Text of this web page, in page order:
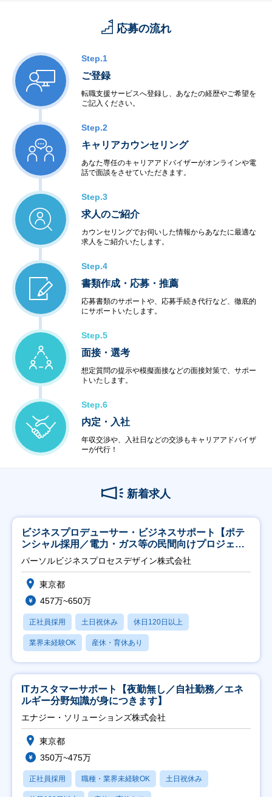
応募の流れ
Step.1
ご登録
転職支援サービスへ登録し、あなたの経歴やご希望を
ご記入ください。
Step.2
キャリアカウンセリング
あなた専任のキャリアアドバイザーがオンラインや電
話で面談をさせていただきます。
Step.3
求人のご紹介
カウンセリングでお伺いした情報からあなたに最適な
求人をご紹介いたします。
Step.4
書類作成・応募・推薦
応募書類のサポートや、応募手続き代行など、徹底的
にサポートいたします。
Step.5
面接・選考
想定質問の提示や模擬面接などの面接対策で、サポー
トいたします。
Step.6
内定・入社
年収交渉や、入社日などの交渉もキャリアアドバイザ
ーが代行！
新着求人
ビジネスプロデューサー・ビジネスサポート【ポテ
ンシャル採用／電力・ガス等の民間向けプロジェク
ト推進】
パーソルビジネスプロセスデザイン株式会社
東京都
457万~650万
正社員採用 土日祝休み 休日120日以上
業界未経験OK 産休・育休あり
ITカスタマーサポート【夜勤無し／自社勤務／エネ
ルギー分野知識が身につきます】
エナジー・ソリューションズ株式会社
東京都
350万~475万
正社員採用 職種・業界未経験OK 土日祝休み